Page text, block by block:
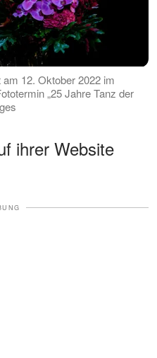
12. Oktober 2022 im
„25 Jahre Tanz der
ihrer Website